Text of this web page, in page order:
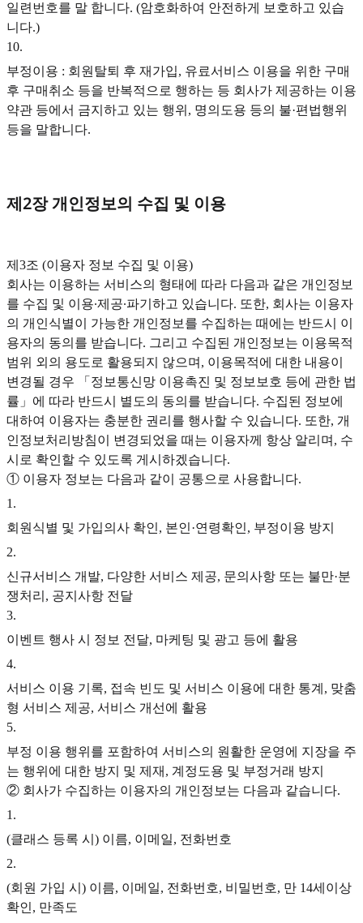
일련번호를 말 합니다. (암호화하여 안전하게 보호하고 있습
니다.)
10.
부정이용 : 회원탈퇴 후 재가입, 유료서비스 이용을 위한 구매
후 구매취소 등을 반복적으로 행하는 등 회사가 제공하는 이용
약관 등에서 금지하고 있는 행위, 명의도용 등의 불·편법행위
등을 말합니다.
제2장 개인정보의 수집 및 이용
‍제3조 (이용자 정보 수집 및 이용)
회사는 이용하는 서비스의 형태에 따라 다음과 같은 개인정보
를 수집 및 이용∙제공∙파기하고 있습니다. 또한, 회사는 이용자
의 개인식별이 가능한 개인정보를 수집하는 때에는 반드시 이
용자의 동의를 받습니다. 그리고 수집된 개인정보는 이용목적
범위 외의 용도로 활용되지 않으며, 이용목적에 대한 내용이
변경될 경우 「정보통신망 이용촉진 및 정보보호 등에 관한 법
률」에 따라 반드시 별도의 동의를 받습니다. 수집된 정보에
대하여 이용자는 충분한 권리를 행사할 수 있습니다. 또한, 개
인정보처리방침이 변경되었을 때는 이용자께 항상 알리며, 수
시로 확인할 수 있도록 게시하겠습니다.
① 이용자 정보는 다음과 같이 공통으로 사용합니다.
1 .
회원식별 및 가입의사 확인, 본인·연령확인, 부정이용 방지
2.
신규서비스 개발, 다양한 서비스 제공, 문의사항 또는 불만·분
쟁처리, 공지사항 전달
3.
이벤트 행사 시 정보 전달, 마케팅 및 광고 등에 활용
4.
서비스 이용 기록, 접속 빈도 및 서비스 이용에 대한 통계, 맞춤
형 서비스 제공, 서비스 개선에 활용
5.
부정 이용 행위를 포함하여 서비스의 원활한 운영에 지장을 주
는 행위에 대한 방지 및 제재, 계정도용 및 부정거래 방지
② 회사가 수집하는 이용자의 개인정보는 다음과 같습니다.
1 .
(클래스 등록 시) 이름, 이메일, 전화번호
2.
(회원 가입 시) 이름, 이메일, 전화번호, 비밀번호, 만 14세이상
확인, 만족도